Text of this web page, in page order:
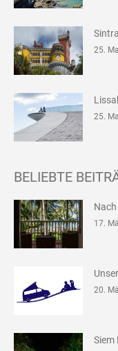
25.
25.
BELIEBTE
17.
20.
Siem